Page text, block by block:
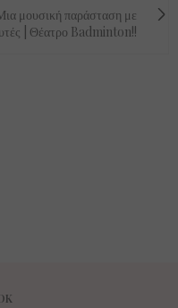
μουσική παράσταση με
| Θέατρο Badminton!!